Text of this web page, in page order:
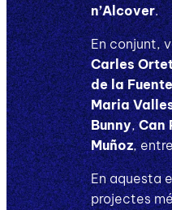
n’Alcover.
En conjunt,
Carles
de la Fuente
Maria
Bunny,Can
Muñoz,
En aquesta
projectes